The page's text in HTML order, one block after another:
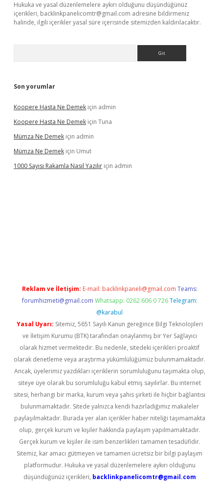
Hukuka ve yasal düzenlemelere aykırı olduğunu düşündüğünüz
içerikleri, backlinkpanelicomtr@gmail.com adresine bildirmeniz
halinde, ilgili içerikler yasal süre içerisinde sitemizden kaldırılacaktır.
Son yorumlar
Koopere Hasta Ne Demek için admin
Koopere Hasta Ne Demek için Tuna
Mümza Ne Demek için admin
Mümza Ne Demek için Umut
1000 Sayısı Rakamla Nasıl Yazılır için admin
Reklam ve İletişim: E-mail: backlinkpaneli@gmail.com Teams:
forumhizmeti@gmail.com Whatsapp: 0262 606 0 726 Telegram:
@karabul
Yasal Uyarı: Sitemiz, 5651 Sayılı Kanun gereğince Bilgi Teknolojileri
ve İletişim Kurumu (BTK) tarafından onaylanmış bir Yer Sağlayıcı
olarak hizmet vermektedir. Bu nedenle, sitedeki içerikleri proaktif
olarak denetleme veya araştırma yükümlülüğümüz bulunmamaktadır.
Ancak, üyelerimiz yazdıkları içeriklerin sorumluluğunu taşımakta olup,
siteye üye olarak bu sorumluluğu kabul etmiş sayılırlar. Bu internet
sitesi, herhangi bir marka, kurum veya şahıs şirketi ile hiçbir bağlantısı
bulunmamaktadır. Sitede yalnızca kendi hazırladığımız makaleler
paylaşılmaktadır. Burada yer alan içerikler haber niteliği taşımamakta
olup, gerçek kurum ve kişiler hakkında paylaşım yapılmamaktadır.
Gerçek kurum ve kişiler ile isim benzerlikleri tamamen tesadüfidir.
Sitemiz, kar amacı gütmeyen ve tamamen ücretsiz bir bilgi paylaşım
platformudur. Hukuka ve yasal düzenlemelere aykırı olduğunu
düşündüğünüz içerikleri, backlinkpanelicomtr@gmail.com